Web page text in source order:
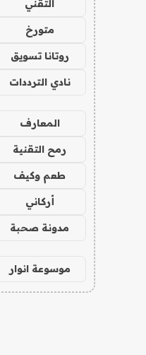
التقني
متورخ
روتانا تسويق
نادي الترددات
المعارف
رمح التقنية
طعم وكيف
أركاني
مدونة صحبة
موسوعة انوار